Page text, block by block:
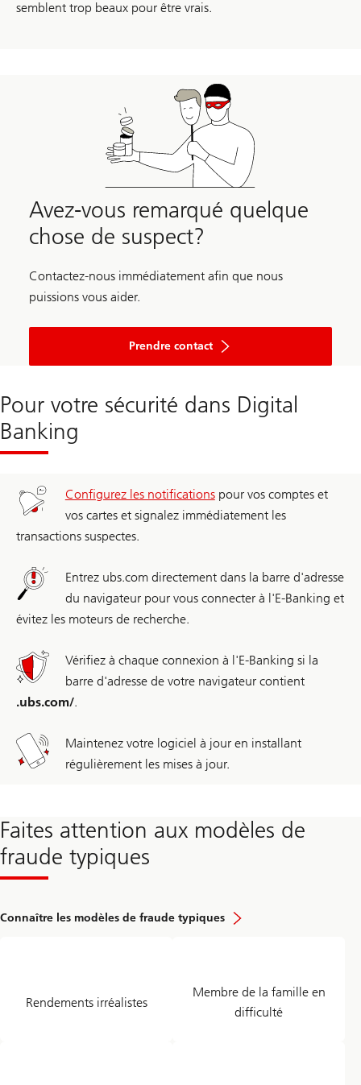
semblent trop beaux pour être vrais.
Avez-vous remarqué quelque
chose de suspect?
Contactez-nous immédiatement afin que nous
puissions vous aider.
Prendre contact
Pour votre sécurité dans Digital
Banking
Configurez les notificationspour vos comptes et
vos cartes et signalez immédiatement les
transactions suspectes.
Entrez ubs.com directement dans la barre d'adresse
du navigateur pour vous connecter à l'E-Banking et
évitez les moteurs de recherche.
Vérifiez à chaque connexion à l'E-Banking si la
barre d'adresse de votre navigateur contient
.ubs.com/.
Maintenez votre logiciel à jour en installant
régulièrement les mises à jour.
Faites attention aux modèles de
fraude typiques
Connaître les modèles de fraude typiques
Rendements irréalistes
Membre de la famille en
difficulté